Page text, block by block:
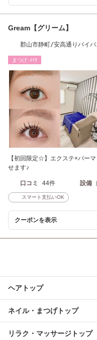
Gream【グリーム】
郡山市静町/安高通りバイ
まつげ･ﾒｲｸ
【初回限定☆】エクステ×パー
せます♪
口コミ 44件 設備
スマート支払いOK
クーポンを表示
ヘアトップ
ネイル・まつげトップ
リラク・マッサージトップ